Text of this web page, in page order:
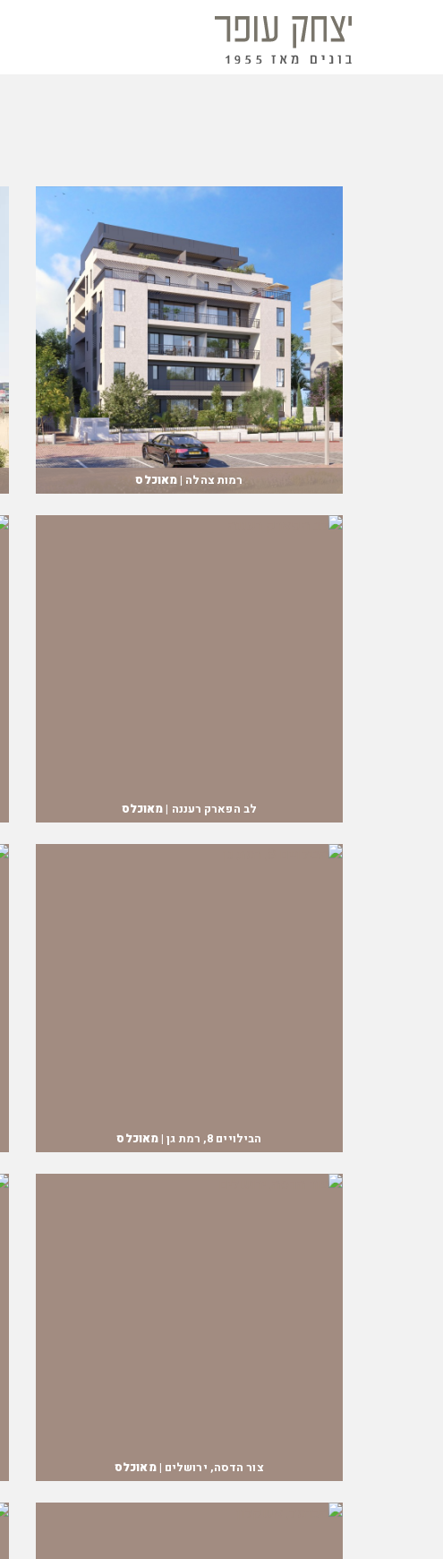
רמות צהלה | מאוכלס
לב הפארק רעננה | מאוכלס
הבילויים 8, רמת גן | מאוכלס
צור הדסה, ירושלים |מאוכלס